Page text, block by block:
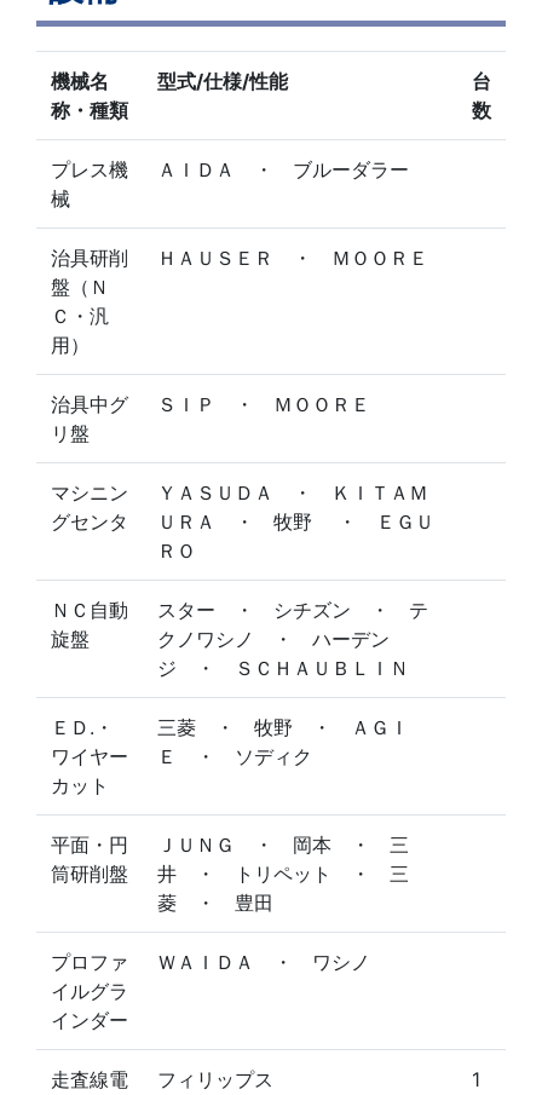
機械名
称・種類
型式/仕様/性能
台
数
プレス機
械
ＡＩＤＡ ・ ブルーダラー
治具研削
盤（Ｎ
Ｃ・汎
用）
ＨＡＵＳＥＲ ・ ＭＯＯＲＥ
治具中グ
リ盤
ＳＩＰ ・ ＭＯＯＲＥ
マシニン
グセンタ
ＹＡＳＵＤＡ ・ ＫＩＴＡＭ
ＵＲＡ ・ 牧野 ・ ＥＧＵ
ＲＯ
ＮＣ自動
旋盤
スター ・ シチズン ・ テ
クノワシノ ・ ハーデン
ジ ・ ＳＣＨＡＵＢＬＩＮ
ＥＤ.・
ワイヤー
カット
三菱 ・ 牧野 ・ ＡＧＩ
Ｅ ・ ソディク
平面・円
筒研削盤
ＪＵＮＧ ・ 岡本 ・ 三
井 ・ トリペット ・ 三
菱 ・ 豊田
プロファ
イルグラ
インダー
ＷＡＩＤＡ ・ ワシノ
走査線電
フィリップス 1